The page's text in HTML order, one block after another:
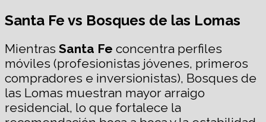
Santa Fe vs Bosques de las Lomas
Mientras Santa Fe concentra perfiles
móviles (profesionistas jóvenes, primeros
compradores e inversionistas), Bosques de
las Lomas muestran mayor arraigo
residencial, lo que fortalece la